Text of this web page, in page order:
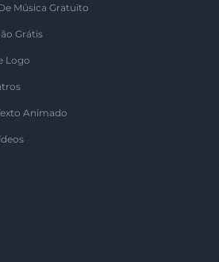
Música Gratuito
Grátis
Logo
Animado